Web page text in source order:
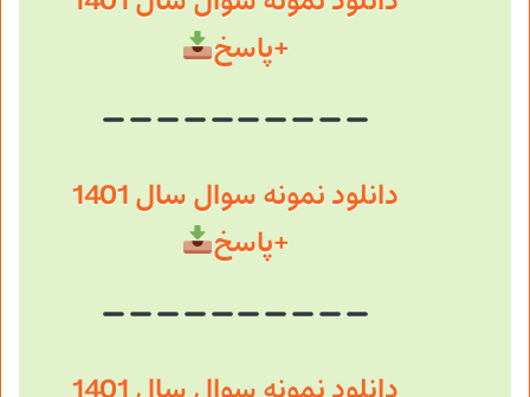
+پاسخ
دانلود نمونه سوال سال 1401
+پاسخ